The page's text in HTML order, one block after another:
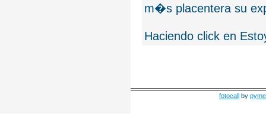
m�s placentera su
Haciendo click en
fotocall by